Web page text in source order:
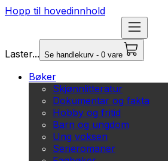
Hopp til hovedinnhold
Laster... Se handlekurv - 0 vare
Bøker
Skjønnlitteratur
Dokumentar og fakta
Hobby og fritid
Barn og ungdom
Ung voksen
Serieromaner